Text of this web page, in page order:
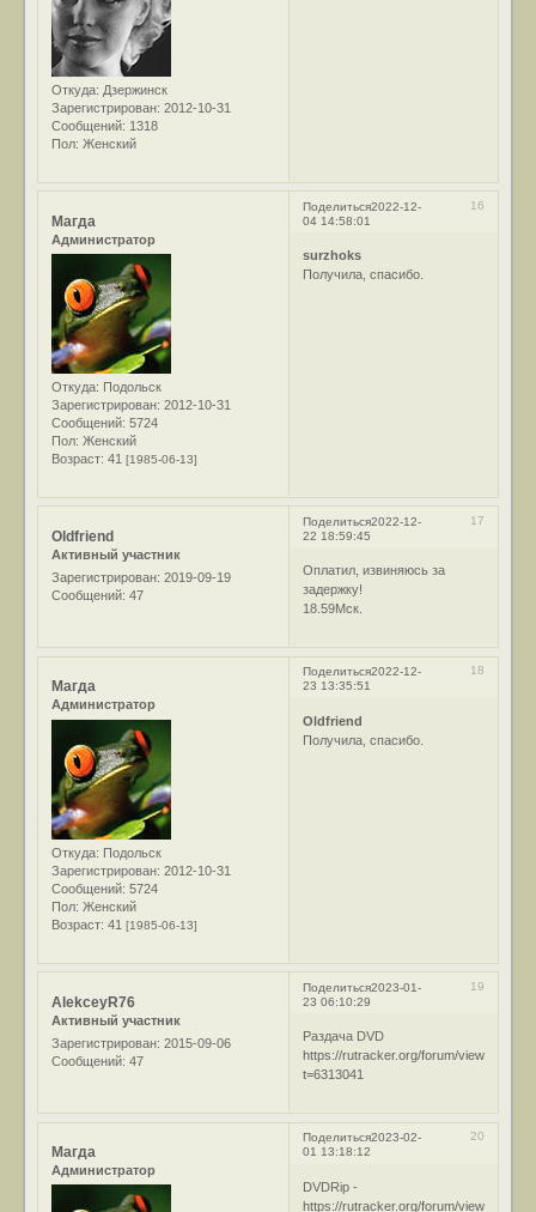
Откуда: Дзержинск
Зарегистрирован: 2012-10-31
Сообщений: 1318
Пол: Женский
Поделиться 16
2022-12-
04 14:58:01
Магда
Администратор
Откуда: Подольск
Зарегистрирован: 2012-10-31
Сообщений: 5724
Пол: Женский
Возраст: 41[1985-06-13]
surzhoks
Получила, спасибо.
Поделиться 17
2022-12-
22 18:59:45
Oldfriend
Активный участник
Зарегистрирован: 2019-09-19
Сообщений: 47
Оплатил, извиняюсь за
задержку!
18.59Мск.
Поделиться 18
2022-12-
23 13:35:51
Магда
Администратор
Откуда: Подольск
Зарегистрирован: 2012-10-31
Сообщений: 5724
Пол: Женский
Возраст: 41[1985-06-13]
Oldfriend
Получила, спасибо.
Поделиться 19
2023-01-
23 06:10:29
AlekceyR76
Активный участник
Зарегистрирован: 2015-09-06
Сообщений: 47
Раздача DVD
https://rutracker.org/forum/
t=6313041
Поделиться 20
2023-02-
01 13:18:12
Магда
Администратор
DVDRip -
https://rutracker.org/forum/